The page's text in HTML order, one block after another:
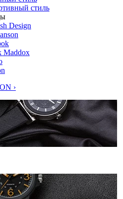
стиль
Design
Maddox
›